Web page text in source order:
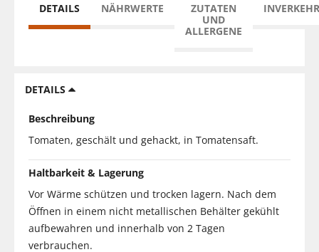
DETAILS NÄHRWERTE
ZUTATEN
UND
ALLERGENE
DETAILS
Beschreibung
Tomaten, geschält und gehackt, in Tomatensaft.
Haltbarkeit & Lagerung
Vor Wärme schützen und trocken lagern. Nach dem
Öffnen in einem nicht metallischen Behälter gekühlt
aufbewahren und innerhalb von 2 Tagen
verbrauchen.